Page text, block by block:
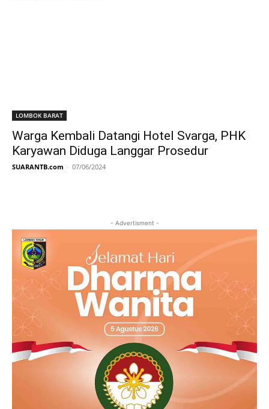
LOMBOK BARAT
Warga Kembali Datangi Hotel Svarga, PHK
Karyawan Diduga Langgar Prosedur
SUARANTB.com - 07/06/2024
- Advertisment -